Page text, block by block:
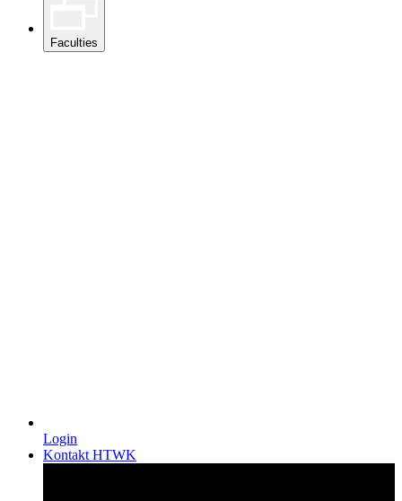
Faculties
Login
Kontakt HTWK